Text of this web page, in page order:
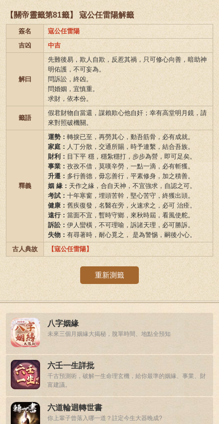
【關帝靈籤第81籤】 寇公任雷陽解籤
簽名
寇公任雷陽
吉凶
中吉
解曰
先難後易，欺人自欺，反惹其禍，只可修心向善，暗助神
明佑護，不可妄為。
問訴訟，終凶。
問婚姻，宜慎重。
求財，依本份。
籤語
假君財物自當還，謀賴欺心他自奸；幸有高堂明月鏡，請
來對照破機關。
釋義
運勢： 轉捩已至，再勞其心，動吾筋骨，必有成就。
家庭： 人丁分散，交通所賜，時予連繫，結合吾族。
財利： 目下平 穩，穩紮穩打，步步為營，即可足矣。
事業： 孜孜不借，莫嘆辛勞，一點一滴，必有斬獲。
升遷： 多行善德，毋忘善行，平素修身，加之積善。
姻 緣： 天作之緣，合自天神，不宜強求，自認之可。
考試： 十年寒窗，埋頭苦幹，堅心苦守，終獲出頭。
健康： 舊疾復發，名醫在旁，火速求之，必可 治痊。
遠行： 當面不宜，暫時守鄉，來秋時屆，看風使舵。
訴訟： 伊人蠻橫，不可理喻，訴諸天理，必可勝訴。
失物： 有尋著時，耐心覓之， 是為警惕，嗣後小心。
古人典故
【寇公任雷陽】
重新測籤
八字姻緣
未來三個月姻緣大揭秘，脫單時間、地點全預知
六壬一生詳批
千古預測術，破解一生命理玄機，給你最準的姻緣、事業、財
富建議。
六道輪迴轉世書
你上輩子曾落入哪一道？註定今生大器晚成?